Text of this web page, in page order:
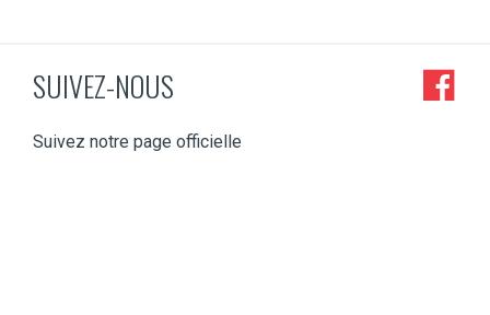
SUIVEZ-NOUS
Suivez notre page officielle